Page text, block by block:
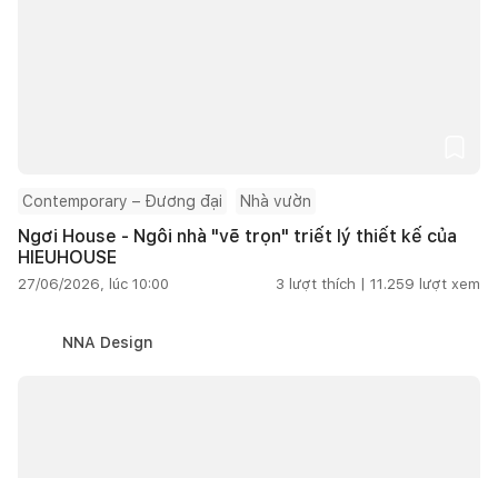
Contemporary – Đương đại Nhà vườn
Ngơi House - Ngôi nhà "vẽ trọn" triết lý thiết kế của
HIEUHOUSE
27/06/2026, lúc 10:00 3 lượt thích | 11.259 lượt xem
NNA Design